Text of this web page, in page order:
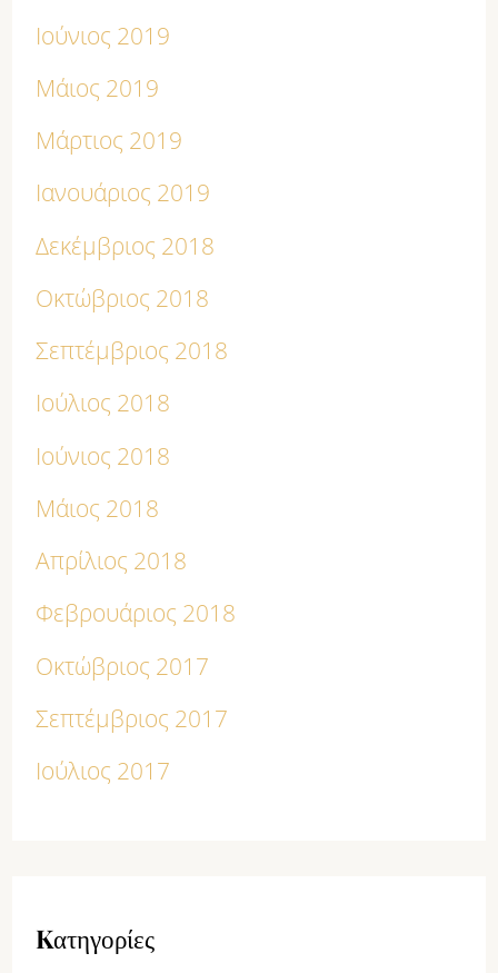
Ιούνιος 2019
Μάιος 2019
Μάρτιος 2019
Ιανουάριος 2019
Δεκέμβριος 2018
Οκτώβριος 2018
Σεπτέμβριος 2018
Ιούλιος 2018
Ιούνιος 2018
Μάιος 2018
Απρίλιος 2018
Φεβρουάριος 2018
Οκτώβριος 2017
Σεπτέμβριος 2017
Ιούλιος 2017
Kατηγορίες